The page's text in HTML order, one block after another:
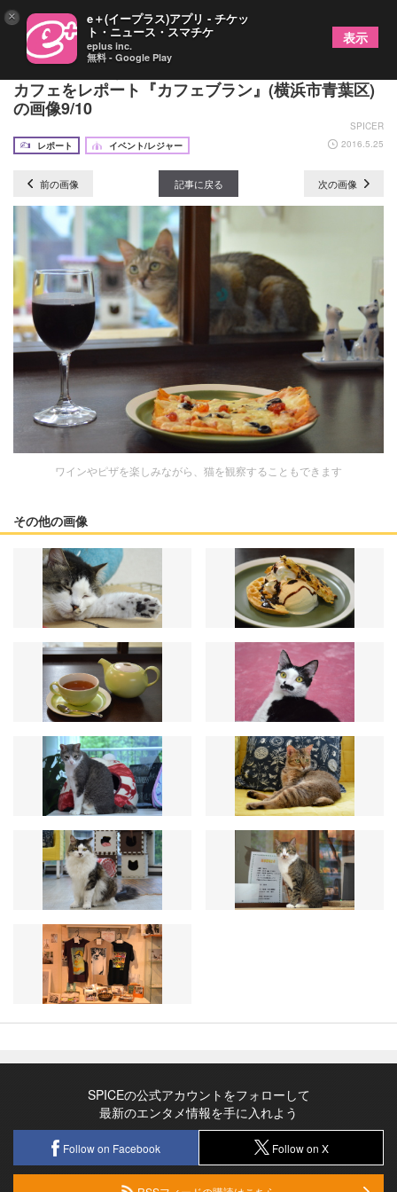
フレンドリーな猫たちに癒される、里親募集型の猫
カフェをレポート『カフェブラン』(横浜市青葉区)
の画像9/10
SPICER
レポート
イベント/レジャー 2016.5.25
前の画像 記事に戻る 次の画像
ワインやピザを楽しみながら、猫を観察することもできます
その他の画像
SPICEの公式アカウントをフォローして
最新のエンタメ情報を手に入れよう
Follow on Facebook Follow on X
× e＋(イープラス)アプリ - チケッ
ト・ニュース・スマチケ
eplus inc.
無料 - Google Play
表示